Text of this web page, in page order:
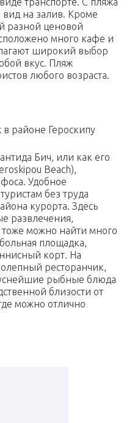
на залив. Кроме
разной ценовой
много кафе и
широкий выбор
вкус. Пляж
любого возраста.
районе Героскипу
Бич, или как его
Beach),
Удобное
без труда
курорта. Здесь
развлечения,
можно найти много
площадка,
корт. На
ресторанчик,
рыбные блюда
близости от
можно отлично